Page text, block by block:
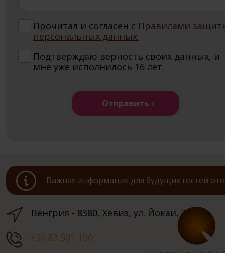
Прочитал и согласен с Правилами
персональных данных.
Подтверждаю верность своих данных, и
мне уже исполнилось 16 лет.
Отправить
Важная информация для будущих гостей
Венгрия - 8380, Хевиз, ул. Йокаи, 3.
+36 83 501 190